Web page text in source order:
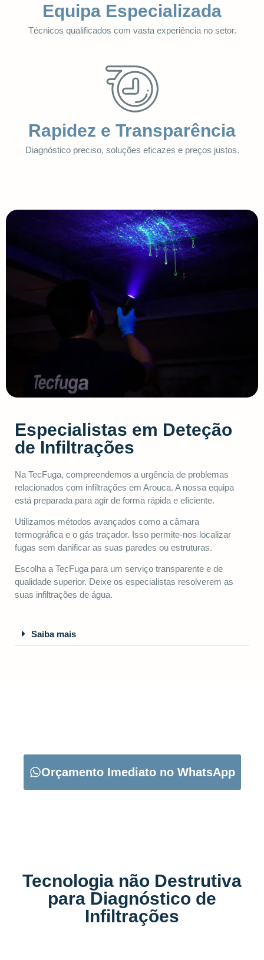
Equipa Especializada
Técnicos qualificados com vasta experiência no setor.
Rapidez e Transparência
Diagnóstico preciso, soluções eficazes e preços justos.
Especialistas em Deteção
de Infiltrações
Na TecFuga, compreendemos a urgência de problemas
relacionados com infiltrações em Arouca. A nossa equipa
está preparada para agir de forma rápida e eficiente.
Utilizamos métodos avançados como a câmara
termográfica e o gás traçador. Isso permite-nos localizar
fugas sem danificar as suas paredes ou estruturas.
Escolha a TecFuga para um serviço transparente e de
qualidade superior. Deixe os especialistas resolverem as
suas infiltrações de água.
Saiba mais
Orçamento Imediato no WhatsApp
Tecnologia não Destrutiva
para Diagnóstico de
Infiltrações